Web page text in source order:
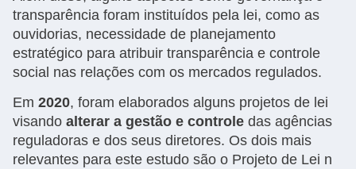
transparência foram instituídos pela lei, como as
ouvidorias, necessidade de planejamento
estratégico para atribuir transparência e controle
social nas relações com os mercados regulados.
Em 2020, foram elaborados alguns projetos de lei
visando alterar a gestão e controle das agências
reguladoras e dos seus diretores. Os dois mais
relevantes para este estudo são o Projeto de Lei n